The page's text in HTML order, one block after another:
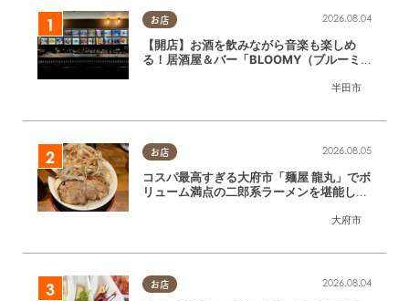
お店
半田市
2026.08.04
【開店】お酒を飲みながら音楽も楽しめ
る！居酒屋＆バー「BLOOMY（ブルーミ
お店
大府市
2026.08.05
コスパ最高すぎる大府市「麺屋 龍丸」でボ
リューム満点の二郎系ラーメンを堪能して
お店 2026.08.04